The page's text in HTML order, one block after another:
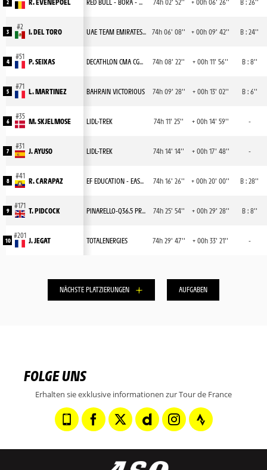
2
3 I. DEL TORO UAE TEAM EMIRATES XRG 74h 06' 08'' + 00h 09' 42'' B : 24''
4 P. SEIXAS DECATHLON CMA CGM TEAM 74h 08' 22'' + 00h 11' 56'' B : 8''
5 L. MARTINEZ BAHRAIN VICTORIOUS 74h 09' 28'' + 00h 13' 02'' B : 6''
6 M. SKJELMOSE LIDL-TREK 74h 11' 25'' + 00h 14' 59'' -
7 J. AYUSO LIDL-TREK 74h 14' 14'' + 00h 17' 48'' -
8 R. CARAPAZ EF EDUCATION - EASYPOST 74h 16' 26'' + 00h 20' 00'' B : 28''
9 T. PIDCOCK PINARELLO-Q36.5 PRO CYCLING TEAM 74h 25' 54'' + 00h 29' 28'' B : 8''
10 J. JEGAT TOTALENERGIES 74h 29' 47'' + 00h 33' 21'' -
NÄCHSTE PLATZIERUNGEN AUFGABEN
FOLGE UNS
Erhalten sie exklusive informationen zur Tour de France